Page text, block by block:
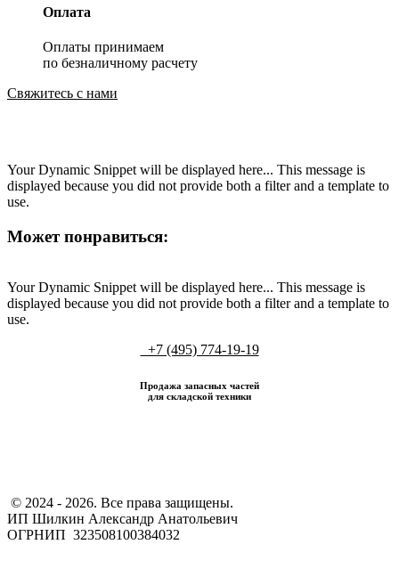
Оплата
Оплаты принимаем
по безналичному расчету
Свяжитесь с нами
Your Dynamic Snippet will be displayed here... This message is
displayed because you did not provide both a filter and a template to
use.
Может понравиться:
Your Dynamic Snippet will be displayed here... This message is
displayed because you did not provide both a filter and a template to
use.
+7 (495) 774-19-19
Продажа запасных частей
для складской техники
​ © 2024 - 2026. Все права защищены.
ИП Шилкин Александр Анатольевич
ОГРНИП 323508100384032